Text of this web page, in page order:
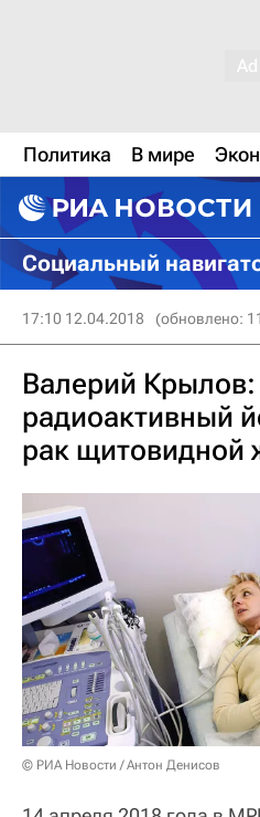
Политика В мире
Социальный
17:10 12.04.2018 (обновлено:
Валерий Крылов:
радиоактивный
рак щитовидной
© РИА Новости / Антон Денисов